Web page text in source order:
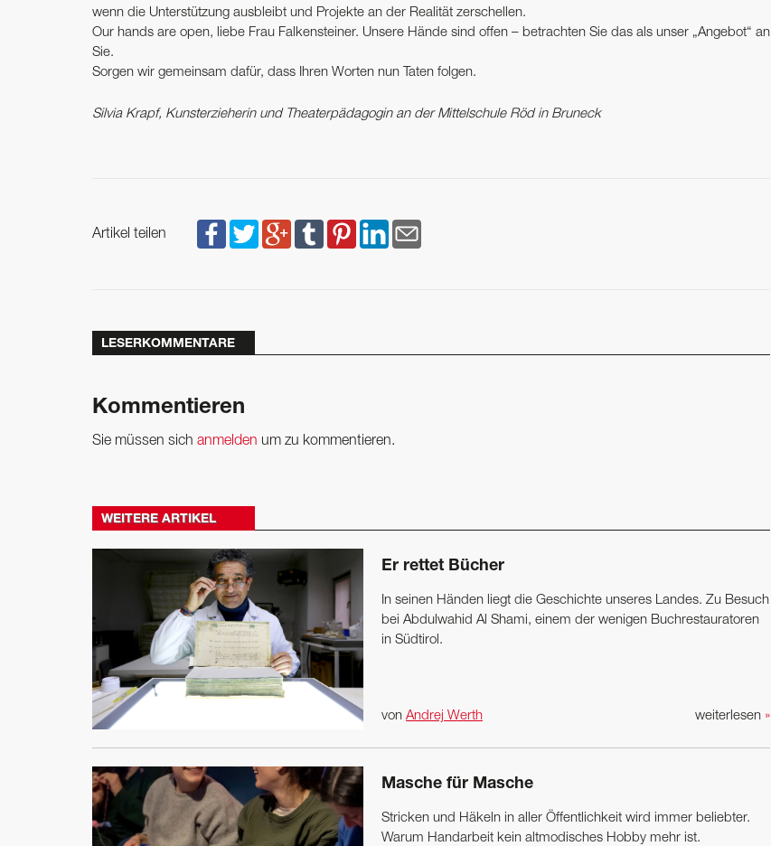
wenn die Unterstützung ausbleibt und ­Projekte an der Realität zerschellen.
Our hands are open, liebe Frau Falken­steiner. Unsere Hände sind offen – betrachten Sie das als unser „Angebot“ an
Sie.
Sorgen wir gemeinsam dafür, dass Ihren Worten nun Taten folgen.
Silvia Krapf, Kunsterzieherin und Theaterpädagogin an der Mittelschule Röd in Bruneck
Artikel teilen
LESERKOMMENTARE
Kommentieren
Sie müssen sich anmelden um zu kommentieren.
WEITERE ARTIKEL
Er rettet Bücher
In seinen Händen liegt die Geschichte unseres Landes. Zu Besuch
bei Abdulwahid Al Shami, einem der wenigen Buchrestauratoren
in Südtirol.
weiterlesen »
von Andrej Werth
Masche für Masche
Stricken und Häkeln in aller Öffentlichkeit wird immer beliebter.
Warum Handarbeit kein altmodisches Hobby mehr ist.